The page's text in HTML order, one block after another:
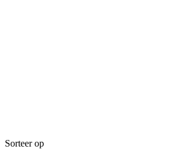
Sorteer op